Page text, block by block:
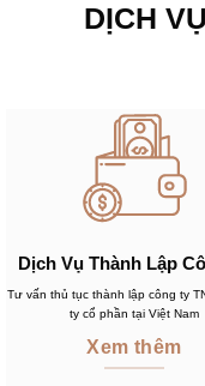
DỊCH
Dịch Vụ Thành Lập
Tư vấn thủ tục thành lập công ty
ty cổ phần tại Việt Nam
Xem thêm